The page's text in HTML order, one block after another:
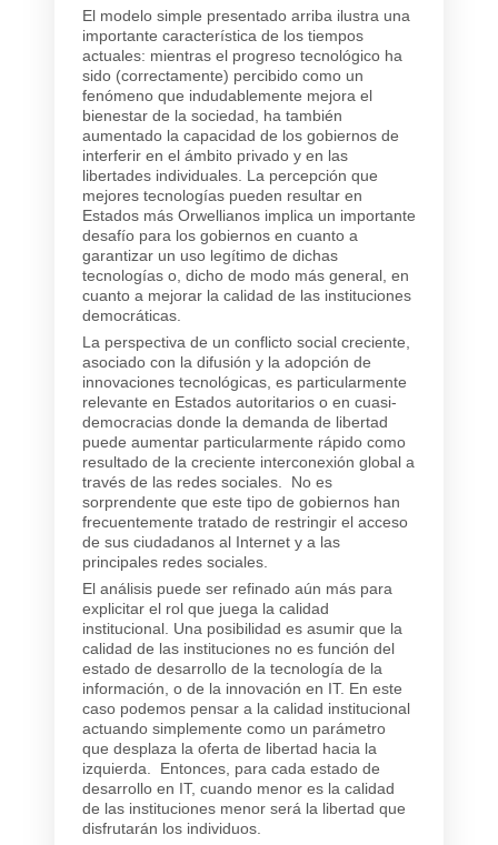
El modelo simple presentado arriba ilustra una
importante característica de los tiempos
actuales: mientras el progreso tecnológico ha
sido (correctamente) percibido como un
fenómeno que indudablemente mejora el
bienestar de la sociedad, ha también
aumentado la capacidad de los gobiernos de
interferir en el ámbito privado y en las
libertades individuales. La percepción que
mejores tecnologías pueden resultar en
Estados más Orwellianos implica un importante
desafío para los gobiernos en cuanto a
garantizar un uso legítimo de dichas
tecnologías o, dicho de modo más general, en
cuanto a mejorar la calidad de las instituciones
democráticas.
La perspectiva de un conflicto social creciente,
asociado con la difusión y la adopción de
innovaciones tecnológicas, es particularmente
relevante en Estados autoritarios o en cuasi-
democracias donde la demanda de libertad
puede aumentar particularmente rápido como
resultado de la creciente interconexión global a
través de las redes sociales. No es
sorprendente que este tipo de gobiernos han
frecuentemente tratado de restringir el acceso
de sus ciudadanos al Internet y a las
principales redes sociales.
El análisis puede ser refinado aún más para
explicitar el rol que juega la calidad
institucional. Una posibilidad es asumir que la
calidad de las instituciones no es función del
estado de desarrollo de la tecnología de la
información, o de la innovación en IT. En este
caso podemos pensar a la calidad institucional
actuando simplemente como un parámetro
que desplaza la oferta de libertad hacia la
izquierda. Entonces, para cada estado de
desarrollo en IT, cuando menor es la calidad
de las instituciones menor será la libertad que
disfrutarán los individuos.